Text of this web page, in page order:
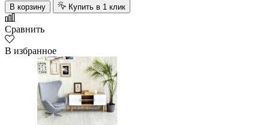
В корзину Купить в 1 клик
Сравнить
В избранное